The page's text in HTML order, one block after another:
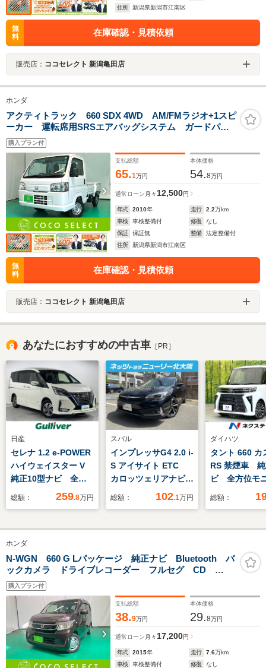
住所
新潟県新潟市江南区
無
料
在庫確認・見積依頼
販売店： ココセレクト 新潟亀田店
ホンダ
アクティトラック 660 SDX 4WD AM/FMラジオ+1スピ
ーカー 運転席用SRSエアバッグシステム ガードパイ
プ付鳥居 荷台ランプ 電動パワーステアリング 光軸
調整ダイヤル 純正12AW 4WD
購入プラン付
支払総額
65.1万円
本体価格
54.8万円
通常ローン 月々 12,500円
年式 2010年 走行 2.2万km
車検
車検整備付 修復
なし
保証
保証無 整備
法定整備付
住所
新潟県新潟市江南区
無
料
在庫確認・見積依頼
販売店： ココセレクト 新潟亀田店
あなたにおすすめの中古車 ［PR］
日産
セレナ 1.2 e-POWER
ハイウェイスター V
純正10型ナビ 全周
囲カメラ プロパイロ
ドドア 衝突軽減ブレ
ーキ ブラインドスポ
ットモニター LEDヘ
ッドランプ オートハ
イビーム フルセグ
TV ETC USB
総額： 259.8万円
スバル
インプレッサG4 2.0 i-
S アイサイト ETC
カロッツェリアナビ
シートヒーター
総額： 102.1万円
ダイハツ
タント 660 カ
RS 禁煙車 純
ビ 全方位モ
ターボ スマ
ートヒーター
ド フォグ
イト サン
総額：
ホンダ
N-WGN 660 G Lパッケージ 純正ナビ Bluetooth バ
ックカメラ ドライブレコーダー フルセグ CD
ESC 電動格納ミラー HID スマートキー
購入プラン付
支払総額
38.9万円
本体価格
29.8万円
通常ローン 月々 17,200円
年式 2015年 走行 7.6万km
車検
車検整備付 修復
なし